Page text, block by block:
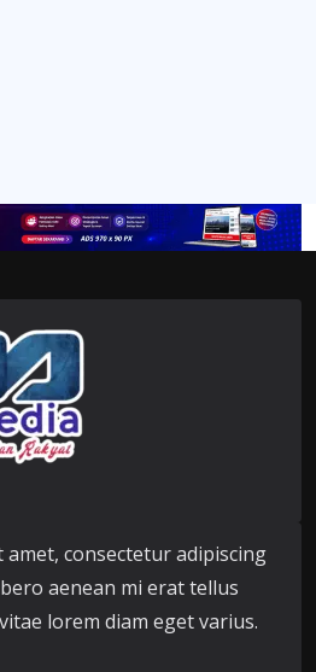
consectetur adipiscing
aenean mi erat tellus
lorem diam eget varius.